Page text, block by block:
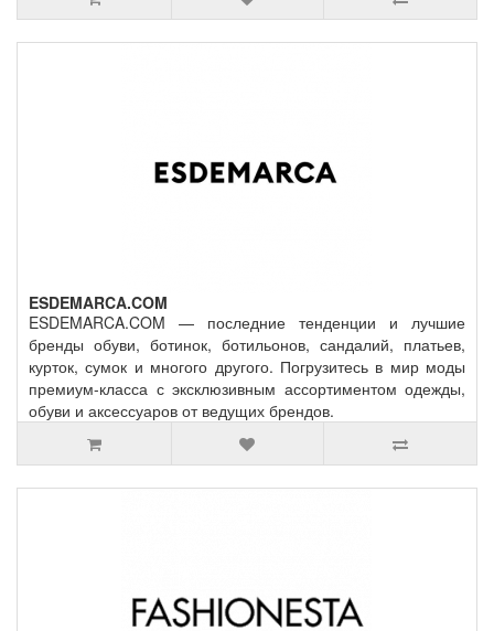
ESDEMARCA.COM
ESDEMARCA.COM — последние тенденции и лучшие
бренды обуви, ботинок, ботильонов, сандалий, платьев,
курток, сумок и многого другого. Погрузитесь в мир моды
премиум-класса с эксклюзивным ассортиментом одежды,
обуви и аксессуаров от ведущих брендов.